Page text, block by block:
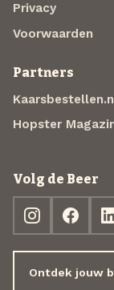
Privacy
Voorwaarden
Partners
Hopster
Volg de Beer
Ontdek jouw